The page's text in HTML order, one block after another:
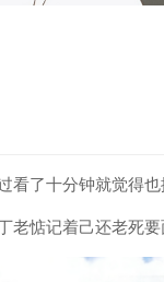
了十分钟就觉得也
惦记着己还老死要